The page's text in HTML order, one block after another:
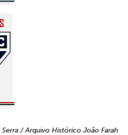
/ Arquivo Histórico João Farah